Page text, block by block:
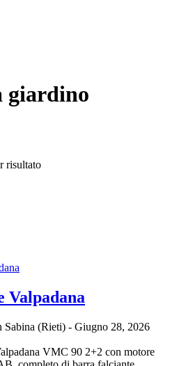
giardino
risultato
Valpadana
Sabina (Rieti) - Giugno 28, 2026
VMC 90 2+2 con motore